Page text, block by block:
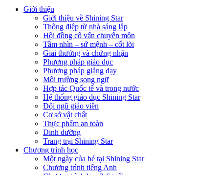
Giới thiệu
Giới thiệu về Shining Star
Thông điệp từ nhà sáng lập
Hội đồng cố vấn chuyên môn
Tầm nhìn – sứ mệnh – cốt lõi
Giải thưởng và chứng nhận
Phương pháp giáo dục
Phương pháp giảng dạy
Môi trường song ngữ
Hợp tác Quốc tế và trong nước
Hệ thống giáo dục Shining Star
Đội ngũ giáo viên
Cơ sở vật chất
Thực phẩm an toàn
Dinh dưỡng
Trang trại Shining Star
Chương trình học
Một ngày của bé tại Shining Star
Chương trình tiếng Anh